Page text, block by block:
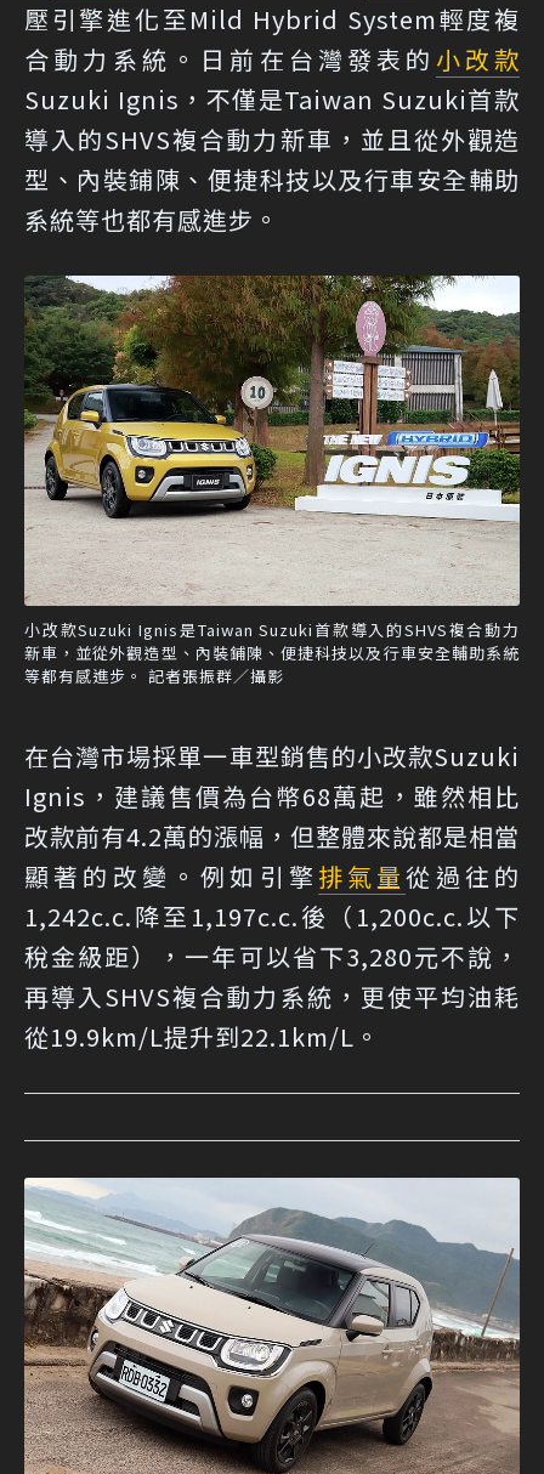
壓引擎進化至Mild Hybrid System輕度複
合動力系統。日前在台灣發表的 小改款
Suzuki Ignis，不僅是Taiwan Suzuki首款
導入的SHVS複合動力新車，並且從外觀造
型、內裝鋪陳、便捷科技以及行車安全輔助
系統等也都有感進步。
小改款Suzuki Ignis是Taiwan Suzuki首款導入的SHVS複合動力
新車，並從外觀造型、內裝鋪陳、便捷科技以及行車安全輔助系統
等都有感進步。 記者張振群／攝影
在台灣市場採單一車型銷售的小改款Suzuki
Ignis，建議售價為台幣68萬起，雖然相比
改款前有4.2萬的漲幅，但整體來說都是相當
顯著的改變。例如引擎 排氣量從過往的
1,242c.c.降至1,197c.c.後（1,200c.c.以下
稅金級距），一年可以省下3,280元不說，
再導入SHVS複合動力系統，更使平均油耗
從19.9km/L提升到22.1km/L。